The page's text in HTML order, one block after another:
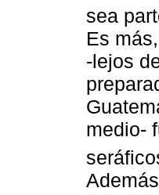
sea
Es
-lejos
medio-